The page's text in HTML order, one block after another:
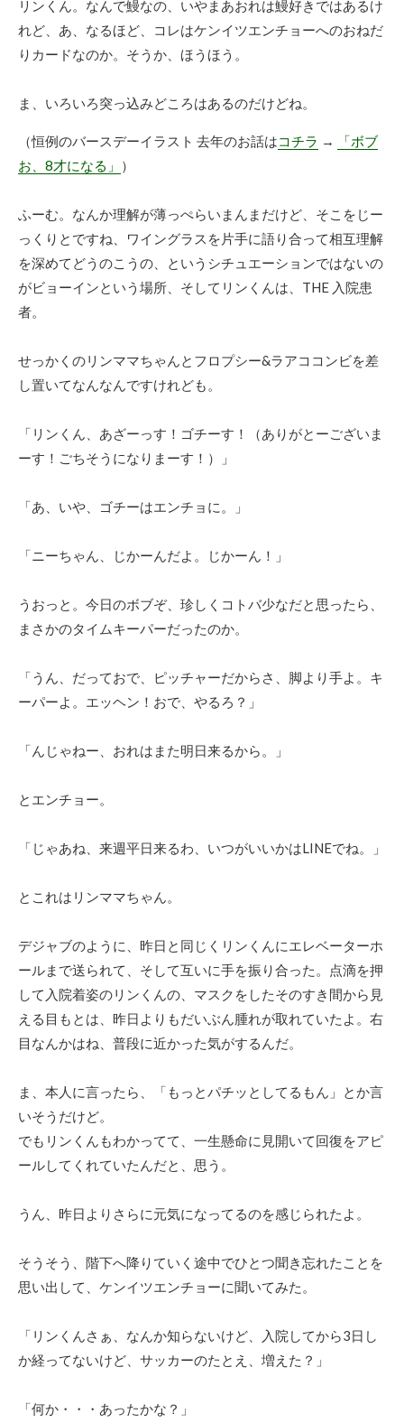
リンくん。なんで鰻なの、いやまあおれは鰻好きではあるけ
れど、あ、なるほど、コレはケンイツエンチョーへのおねだ
りカードなのか。そうか、ほうほう。
ま、いろいろ突っ込みどころはあるのだけどね。
（恒例のバースデーイラスト 去年のお話はコチラ →
「ボブ
お、8才になる」
）
ふーむ。なんか理解が薄っぺらいまんまだけど、そこをじー
っくりとですね、ワイングラスを片手に語り合って相互理解
を深めてどうのこうの、というシチュエーションではないの
がビョーインという場所、そしてリンくんは、THE 入院患
者。
せっかくのリンママちゃんとフロプシー&ラアココンビを差
し置いてなんなんですけれども。
「リンくん、あざーっす！ゴチーす！（ありがとーございま
ーす！ごちそうになりまーす！）」
「あ、いや、ゴチーはエンチョに。」
「ニーちゃん、じかーんだよ。じかーん！」
うおっと。今日のボブぞ、珍しくコトバ少なだと思ったら、
まさかのタイムキーパーだったのか。
「うん、だっておで、ピッチャーだからさ、脚より手よ。キ
ーパーよ。エッヘン！おで、やるろ？」
「んじゃねー、おれはまた明日来るから。」
とエンチョー。
「じゃあね、来週平日来るわ、いつがいいかはLINEでね。」
とこれはリンママちゃん。
デジャブのように、昨日と同じくリンくんにエレベーターホ
ールまで送られて、そして互いに手を振り合った。点滴を押
して入院着姿のリンくんの、マスクをしたそのすき間から見
える目もとは、昨日よりもだいぶん腫れが取れていたよ。右
目なんかはね、普段に近かった気がするんだ。
ま、本人に言ったら、「もっとパチッとしてるもん」とか言
いそうだけど。
でもリンくんもわかってて、一生懸命に見開いて回復をアピ
ールしてくれていたんだと、思う。
うん、昨日よりさらに元気になってるのを感じられたよ。
そうそう、階下へ降りていく途中でひとつ聞き忘れたことを
思い出して、ケンイツエンチョーに聞いてみた。
「リンくんさぁ、なんか知らないけど、入院してから3日し
か経ってないけど、サッカーのたとえ、増えた？」
「何か・・・あったかな？」